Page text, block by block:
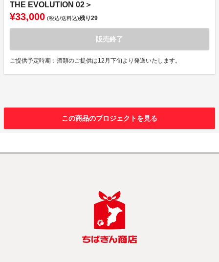
THE EVOLUTION 02＞
¥33,000 (税込/送料込)残り29
販売終了
ご提供予定時期：酒類のご提供は12月下旬より発送いたします。
この商品のプロジェクトを見る